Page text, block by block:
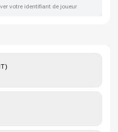
votre identifiant de joueur